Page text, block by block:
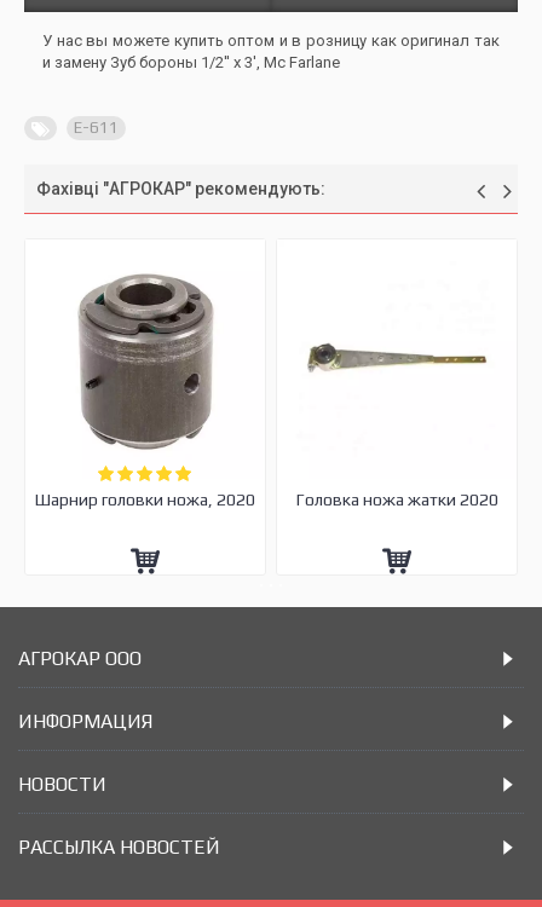
У нас вы можете купить оптом и в розницу как оригинал так
и замену Зуб бороны 1/2'' x 3', Mc Farlane
E-611
Фахівці "АГРОКАР" рекомендують:
Шарнир головки ножа, 2020 Головка ножа жатки 2020
АГРОКАР ООО
ИНФОРМАЦИЯ
НОВОСТИ
РАССЫЛКА НОВОСТЕЙ